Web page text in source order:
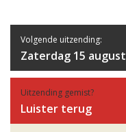
Volgende uitzending:
Zaterdag 15
Uitzending gemist?
Luister terug